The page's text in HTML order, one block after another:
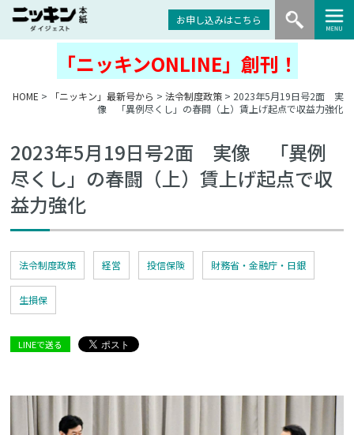
お申し込みはこちら
「ニッキンONLINE」創刊！
HOME > 「ニッキン」最新号から > 法令制度政策> 2023年5月19日号2面 実
像 「異例尽くし」の春闘（上）賃上げ起点で収益力強化
2023年5月19日号2面 実像 「異例
尽くし」の春闘（上）賃上げ起点で収
益力強化
法令制度政策 経営 投信保険 財務省・金融庁・日銀
生損保
LINEで送る